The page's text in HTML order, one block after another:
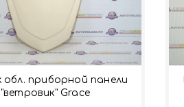
обл. приборной панели
"ветровик" Grace